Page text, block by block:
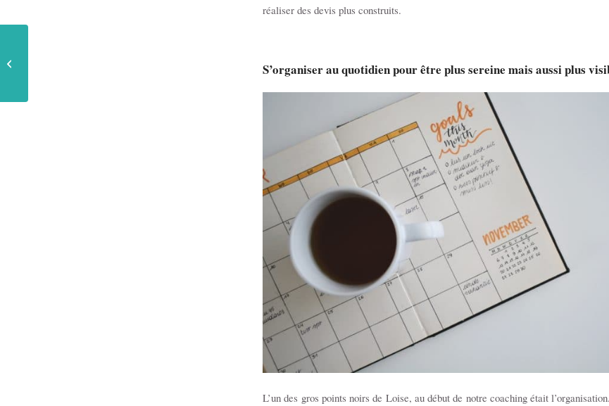
réaliser des devis plus construits.
S’organiser au quotidien pour être plus sereine mais aussi plus
L’un des gros points noirs de Loise, au début de notre coaching était